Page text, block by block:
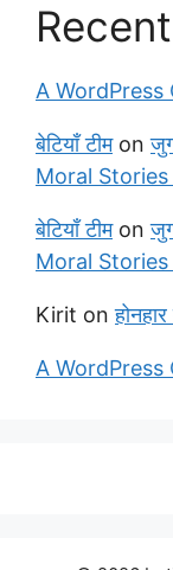
A
बेटियाँ टीमon
Moral
बेटियाँ टीमon
Moral
Kirit on
A